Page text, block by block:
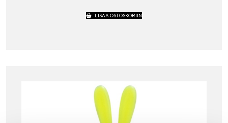
LISÄÄ OSTOSKORIIN